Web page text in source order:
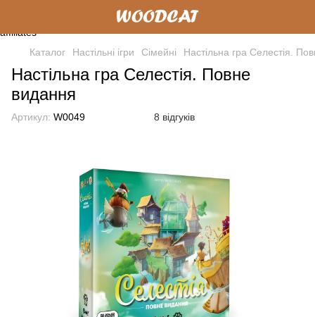
Каталог Настільні ігри Cімейні Настільна гра Селестія.
Настільна гра Селестія. Повне
видання
Артикул: W0049 8 відгуків